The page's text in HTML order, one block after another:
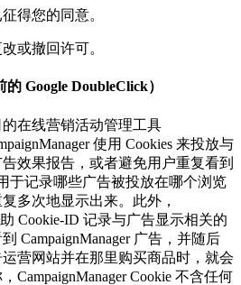
得您的同意。
或撤回许可。
Google DoubleClick）
在线营销活动管理工具
使用 Cookies 来投放与
效果报告，或者避免用户重复看到
于记录哪些广告被投放在哪个浏览
多次地显示出来。此外，
Cookie-ID 记录与广告显示相关的
CampaignManager 广告，并随后
营网站并在那里购买商品时，就会
CampaignManager Cookie 不含任何